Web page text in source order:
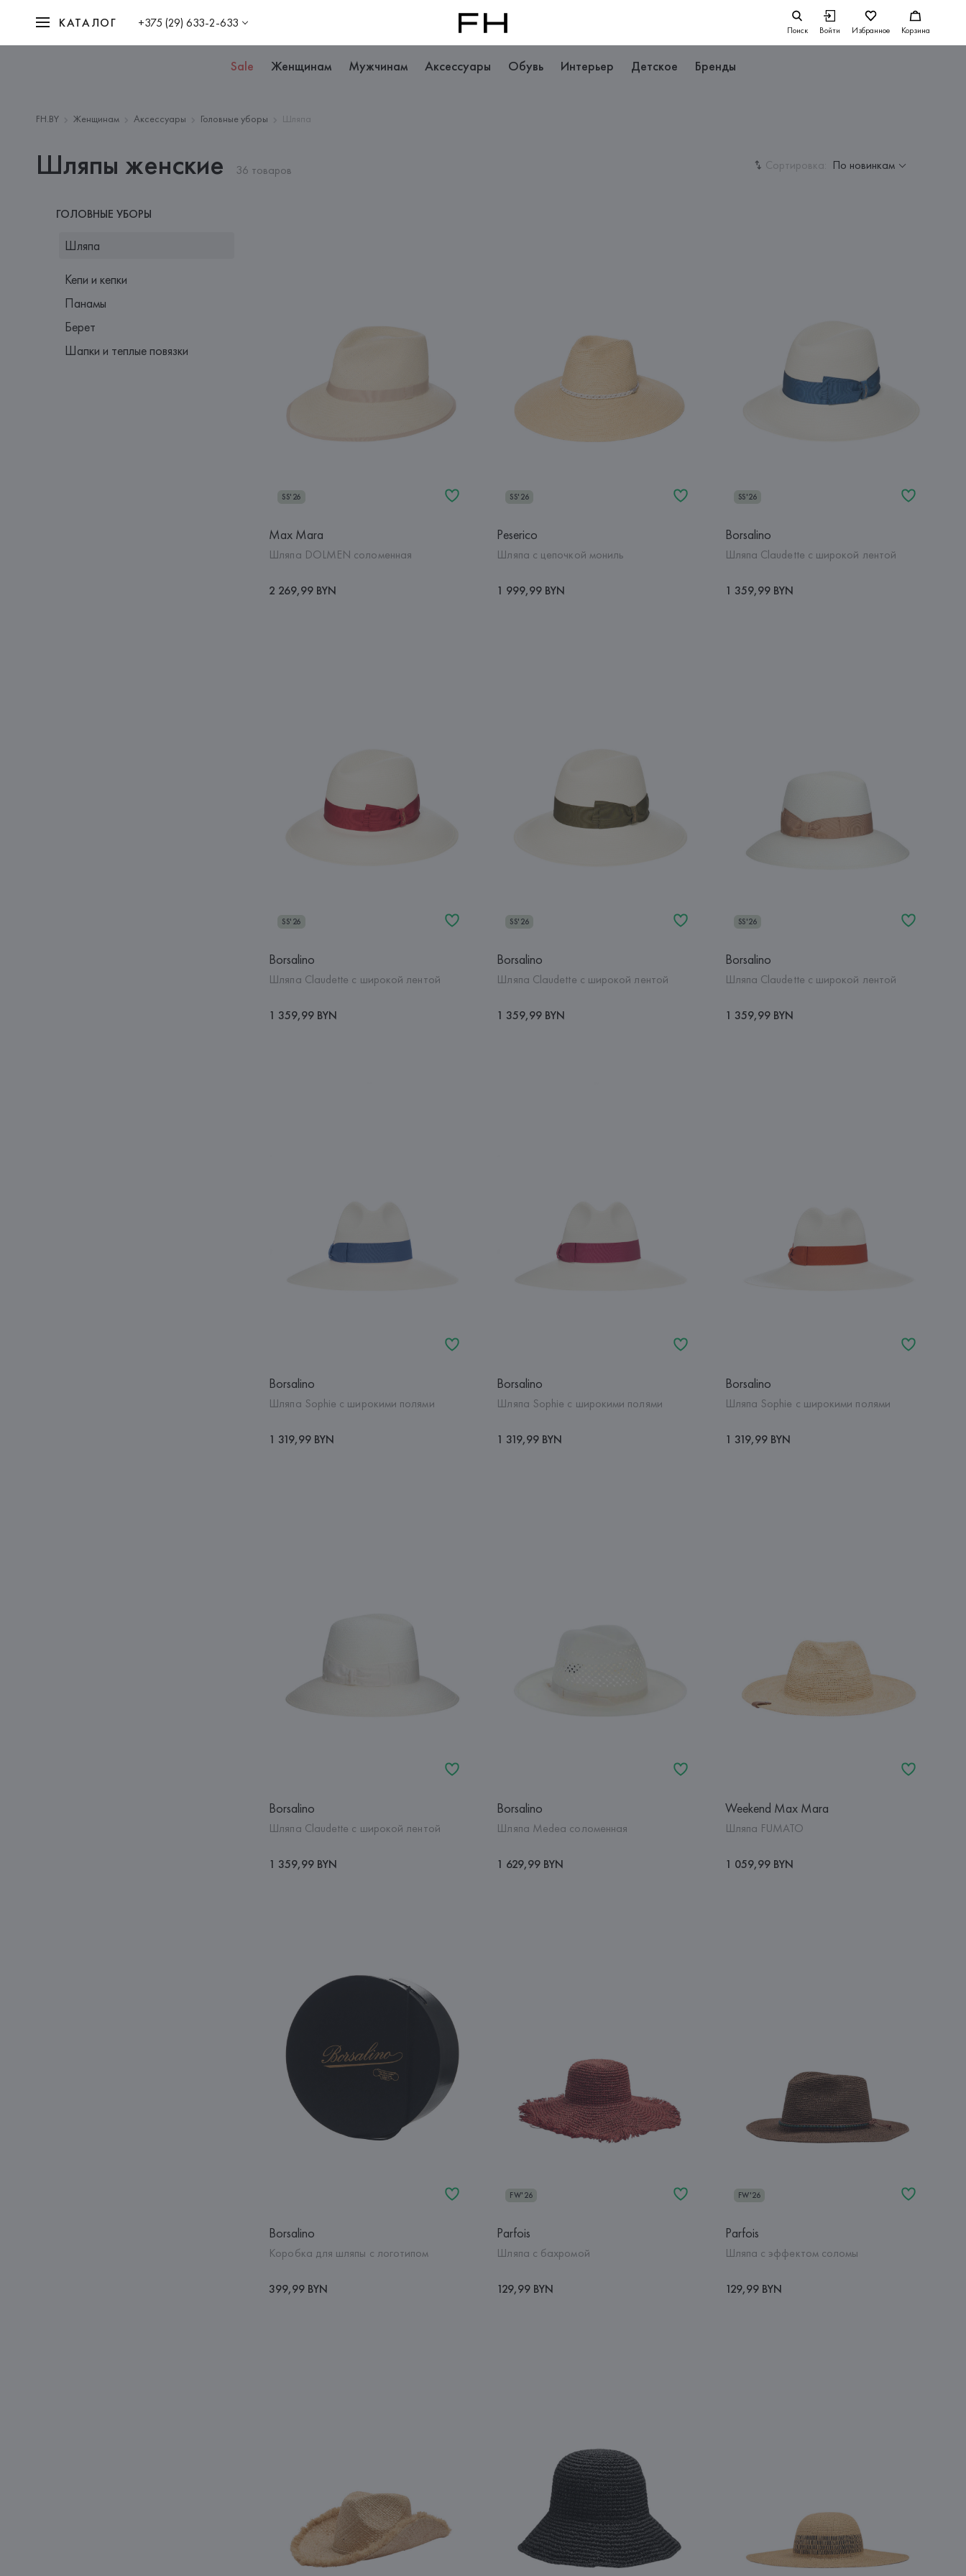
КАТАЛОГ +375 (29) 633-2-633 Поиск Войти Избранное Корзина
Sale Женщинам Мужчинам Аксессуары Обувь Интерьер Детское Бренды
FH.BY Женщинам Аксессуары Головные уборы Шляпа
Шляпы женские 36 товаров Сортировка: По новинкам
ГОЛОВНЫЕ УБОРЫ
Шляпа
Кепи и кепки
Панамы
Берет
Шапки и теплые повязки
SS'26
Max Mara
Шляпа DOLMEN соломенная
2 269,99 BYN
SS'26
Peserico
Шляпа с цепочкой мониль
1 999,99 BYN
SS'26
Borsalino
Шляпа Claudette с широкой лентой
1 359,99 BYN
SS'26
Borsalino
Шляпа Claudette с широкой лентой
1 359,99 BYN
SS'26
Borsalino
Шляпа Claudette с широкой лентой
1 359,99 BYN
SS'26
Borsalino
Шляпа Claudette с широкой лентой
1 359,99 BYN
Borsalino
Шляпа Sophie с широкими полями
1 319,99 BYN
Borsalino
Шляпа Sophie с широкими полями
1 319,99 BYN
Borsalino
Шляпа Sophie с широкими полями
1 319,99 BYN
Borsalino
Шляпа Claudette с широкой лентой
1 359,99 BYN
Borsalino
Шляпа Medea соломенная
1 629,99 BYN
Weekend Max Mara
Шляпа FUMATO
1 059,99 BYN
Borsalino
Коробка для шляпы с логотипом
399,99 BYN
FW'26
Parfois
Шляпа с бахромой
129,99 BYN
FW'26
Parfois
Шляпа с эффектом соломы
129,99 BYN